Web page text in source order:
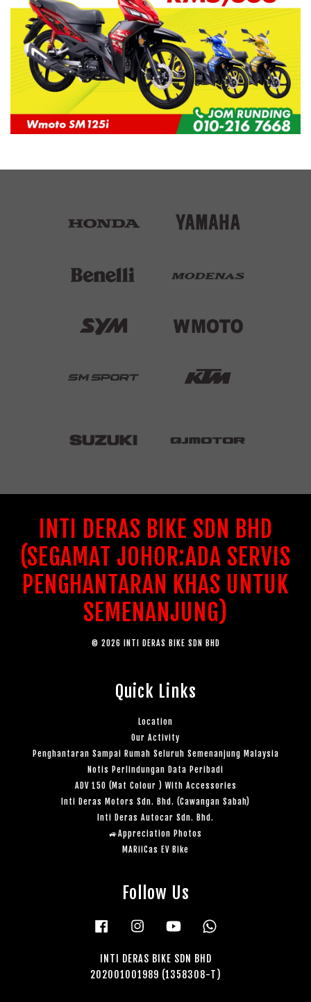
INTI DERAS BIKE SDN BHD
(SEGAMAT JOHOR:ADA SERVIS
PENGHANTARAN KHAS UNTUK
SEMENANJUNG)
© 2026 INTI DERAS BIKE SDN BHD
Quick Links
Location
Our Activity
Penghantaran Sampai Rumah Seluruh Semenanjung Malaysia
Notis Perlindungan Data Peribadi
ADV 150 (Mat Colour ) With Accessories
Inti Deras Motors Sdn. Bhd. (Cawangan Sabah)
Inti Deras Autocar Sdn. Bhd.
🚙Appreciation Photos
MARiiCas EV Bike
Follow Us
Facebook Instagram YouTube
INTI DERAS BIKE SDN BHD
202001001989 (1358308-T)